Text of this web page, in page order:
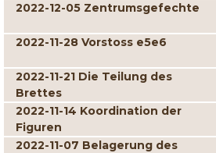
2022-12-05 Zentrumsgefechte
2022-11-28 Vorstoss e5e6
2022-11-21 Die Teilung des
Brettes
2022-11-14 Koordination der
Figuren
2022-11-07 Belagerung des